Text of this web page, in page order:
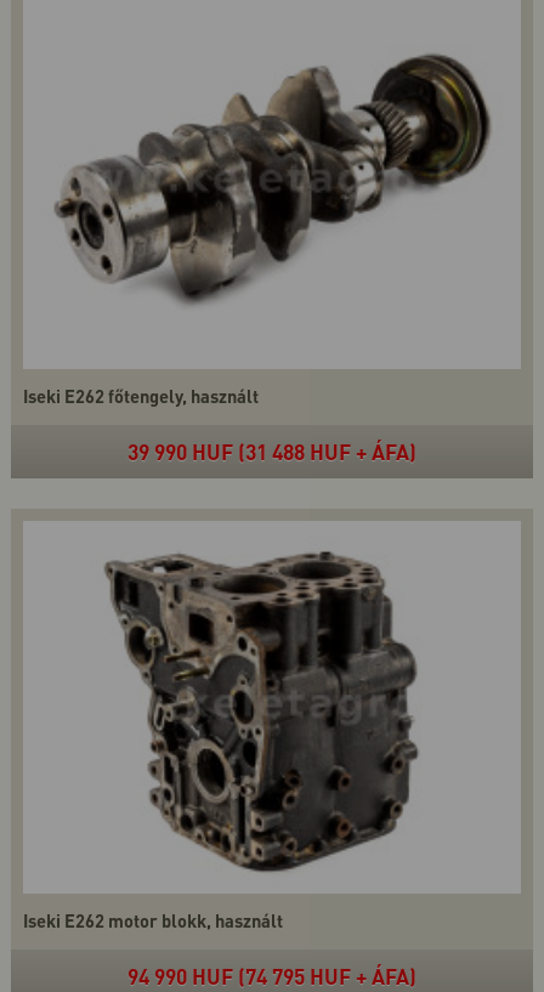
Iseki E262 főtengely, használt
39 990 HUF (31 488 HUF + ÁFA)
Iseki E262 motor blokk, használt
94 990 HUF (74 795 HUF + ÁFA)